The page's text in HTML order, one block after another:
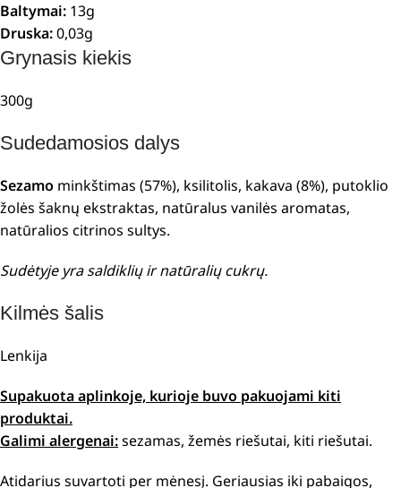
Baltymai: 13g
Druska:0,03g
Grynasis kiekis
300g
Sudedamosios dalys
Sezamo minkštimas (57%), ksilitolis, kakava (8%), putoklio
žolės šaknų ekstraktas, natūralus vanilės aromatas,
natūralios citrinos sultys.
Sudėtyje yra saldiklių ir natūralių cukrų.
Kilmės šalis
Lenkija
Supakuota aplinkoje, kurioje buvo pakuojami kiti
produktai.
Galimi alergenai:sezamas, žemės riešutai, kiti riešutai.
Atidarius suvartoti per mėnesį. Geriausias iki pabaigos,